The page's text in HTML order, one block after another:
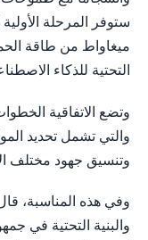
ميغاواط من طاقة
التحتية للذكاء
وتضع الاتفاقية
والتي تشمل تحديد
وتنسيق جهود مختلف
وفي هذه المناسبة،
والبنية التحتية في